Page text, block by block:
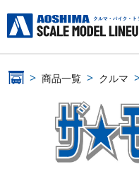
商品一覧 クルマ